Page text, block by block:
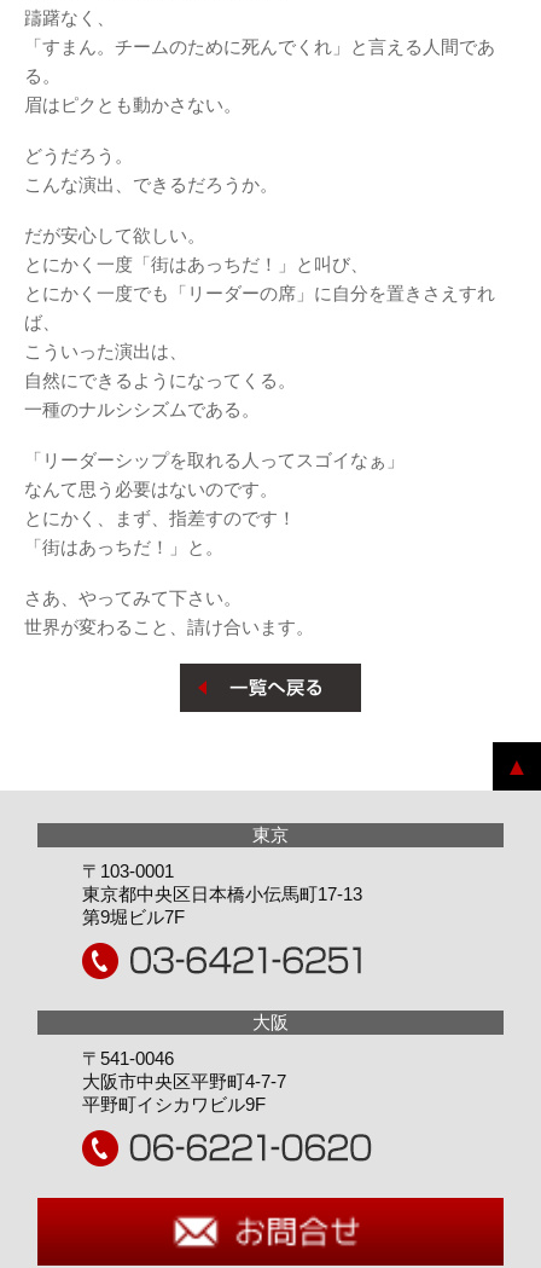
躊躇なく、
「すまん。チームのために死んでくれ」と言える人間であ
る。
眉はピクとも動かさない。
どうだろう。
こんな演出、できるだろうか。
だが安心して欲しい。
とにかく一度「街はあっちだ！」と叫び、
とにかく一度でも「リーダーの席」に自分を置きさえすれ
ば、
こういった演出は、
自然にできるようになってくる。
一種のナルシシズムである。
「リーダーシップを取れる人ってスゴイなぁ」
なんて思う必要はないのです。
とにかく、まず、指差すのです！
「街はあっちだ！」と。
さあ、やってみて下さい。
世界が変わること、請け合います。
〒103-0001
東京都中央区日本橋小伝馬町17-13
第9堀ビル7F
〒541-0046
大阪市中央区平野町4-7-7
平野町イシカワビル9F